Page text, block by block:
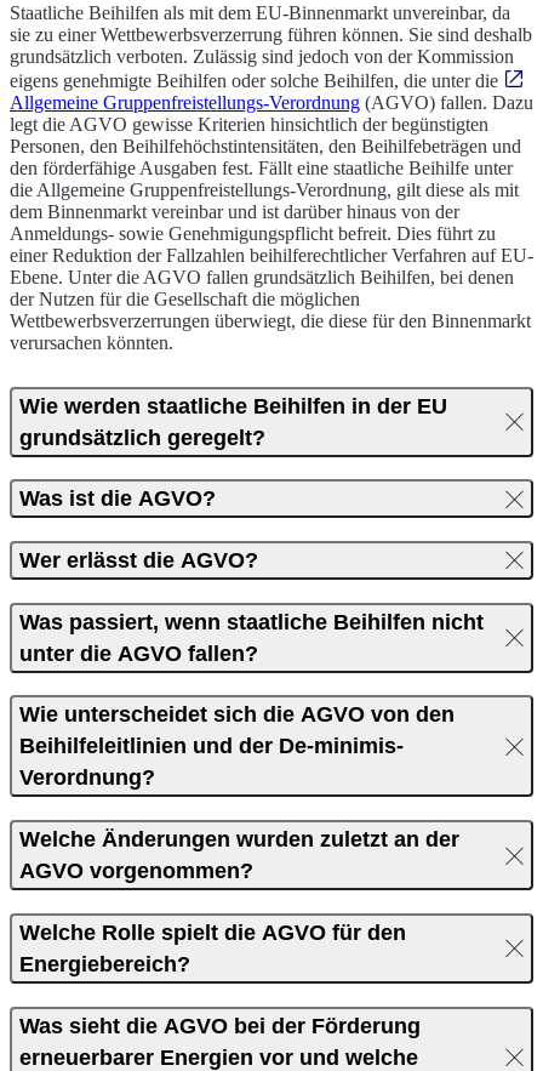
Staatliche Beihilfen als mit dem EU-Binnenmarkt unvereinbar, da
sie zu einer Wettbewerbsverzerrung führen können. Sie sind deshalb
grundsätzlich verboten. Zulässig sind jedoch von der Kommission
eigens genehmigte Beihilfen oder solche Beihilfen, die unter die
Allgemeine Gruppenfreistellungs-Verordnung (AGVO) fallen. Dazu
legt die AGVO gewisse Kriterien hinsichtlich der begünstigten
Personen, den Beihilfehöchstintensitäten, den Beihilfebeträgen und
den förderfähige Ausgaben fest. Fällt eine staatliche Beihilfe unter
die Allgemeine Gruppenfreistellungs-Verordnung, gilt diese als mit
dem Binnenmarkt vereinbar und ist darüber hinaus von der
Anmeldungs- sowie Genehmigungspflicht befreit. Dies führt zu
einer Reduktion der Fallzahlen beihilferechtlicher Verfahren auf EU-
Ebene. Unter die AGVO fallen grundsätzlich Beihilfen, bei denen
der Nutzen für die Gesellschaft die möglichen
Wettbewerbsverzerrungen überwiegt, die diese für den Binnenmarkt
verursachen könnten.
Wie werden staatliche Beihilfen in der EU
grundsätzlich geregelt?
Was ist die AGVO?
Wer erlässt die AGVO?
Was passiert, wenn staatliche Beihilfen nicht
unter die AGVO fallen?
Wie unterscheidet sich die AGVO von den
Beihilfeleitlinien und der De-minimis-
Verordnung?
Welche Änderungen wurden zuletzt an der
AGVO vorgenommen?
Welche Rolle spielt die AGVO für den
Energiebereich?
Was sieht die AGVO bei der Förderung
erneuerbarer Energien vor und welche